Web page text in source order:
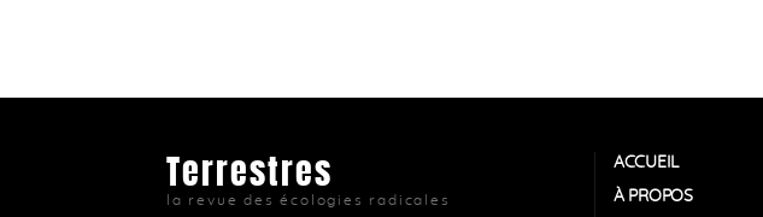
Terrestres
la revue des écologies radicales
ACCUEIL
À PROPOS